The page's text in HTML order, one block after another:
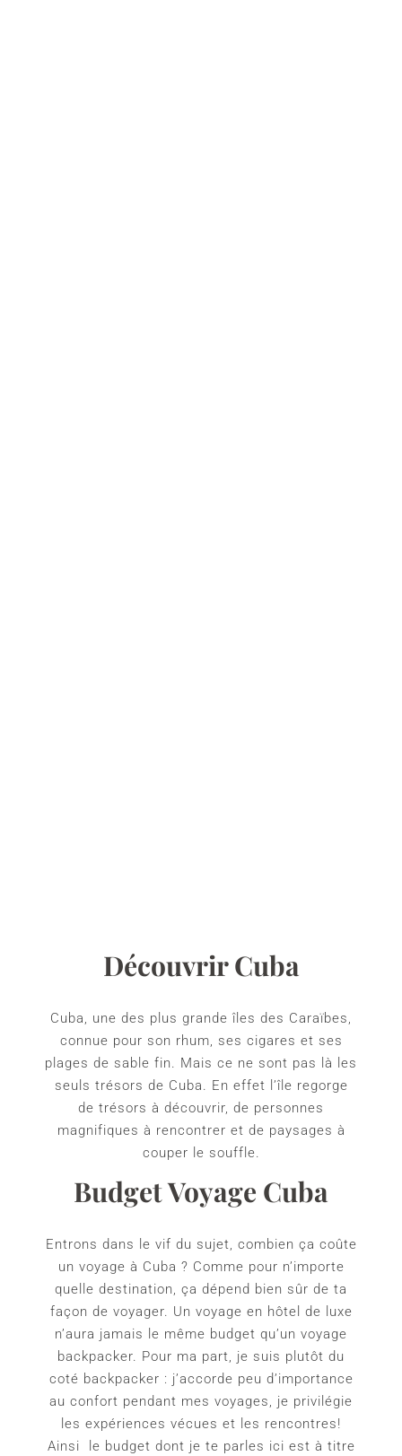
Découvrir Cuba
Cuba, une des plus grande îles des Caraïbes,
connue pour son rhum, ses cigares et ses
plages de sable fin. Mais ce ne sont pas là les
seuls trésors de Cuba. En effet l’île regorge
de trésors à découvrir, de personnes
magnifiques à rencontrer et de paysages à
couper le souffle.
Budget Voyage Cuba
Entrons dans le vif du sujet, combien ça coûte
un voyage à Cuba ? Comme pour n’importe
quelle destination, ça dépend bien sûr de ta
façon de voyager. Un voyage en hôtel de luxe
n’aura jamais le même budget qu’un voyage
backpacker. Pour ma part, je suis plutôt du
coté backpacker : j’accorde peu d’importance
au confort pendant mes voyages, je privilégie
les expériences vécues et les rencontres!
Ainsi le budget dont je te parles ici est à titre